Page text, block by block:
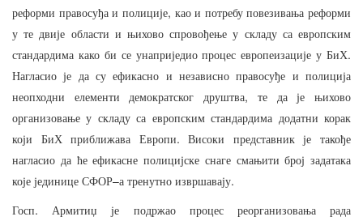
реформи правосуђа и полиције, као и потребу повезивања реформи
у те двије области и њихово спровођење у складу са европским
стандардима како би се унаприједио процес европеизације у БиХ.
Нагласио је да су ефикасно и независно правосуђе и
полиција
неопходни
елементи демократског друштва, те да је
њихово
организовање у складу са европским стандардима додатни корак
који
БиХ приближава Европи.Високи представник је
такође
нагласио да ће ефикасне полицијске снаге смањити број задатака
које јединице СФОР–а тренутно извршавају.
Госп. Армитиџ је подржао процес реорганизовања
рада